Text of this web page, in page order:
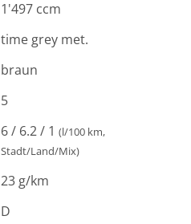
1'497 ccm
time grey met.
braun
5
6 / 6.2 / 1 (l/100 km,
Stadt/Land/Mix)
23 g/km
D